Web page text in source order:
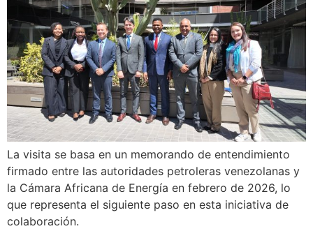
La visita se basa en un memorando de entendimiento
firmado entre las autoridades petroleras venezolanas y
la Cámara Africana de Energía en febrero de 2026, lo
que representa el siguiente paso en esta iniciativa de
colaboración.